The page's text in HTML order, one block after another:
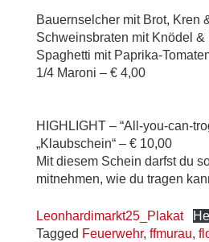
Bauernselcher mit Brot, Kren
Schweinsbraten mit Knödel &
Spaghetti mit Paprika-
1/4 Maroni – € 4,00
HIGHLIGHT – “All-you-can-
„Klaubschein“ – € 10,00
Mit diesem Schein darfst du
mitnehmen, wie du tragen
Leonhardimarkt25_Plakat
Tagged Feuerwehr, ffmurau,